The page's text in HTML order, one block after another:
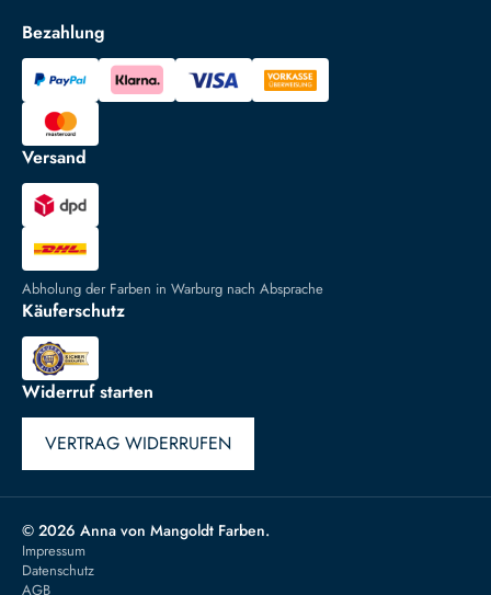
Bezahlung
Versand
Abholung der Farben in Warburg nach Absprache
Käuferschutz
Widerruf starten
VERTRAG WIDERRUFEN
© 2026 Anna von Mangoldt Farben.
Impressum
Datenschutz
AGB